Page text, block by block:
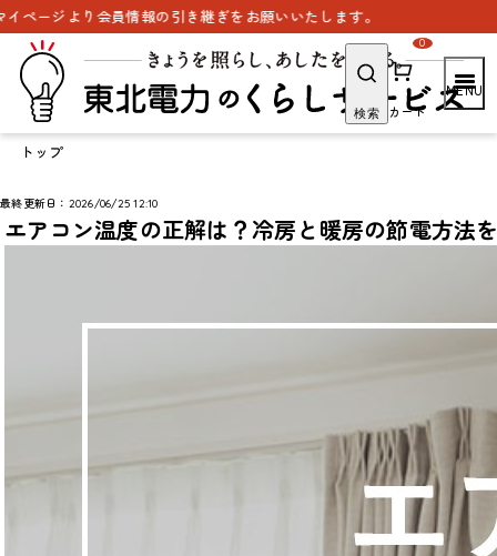
員情報の引き継ぎをお願いいたします。
検索 カート
0
トップ
最終更新日：2026/06/25 12:10
エアコン温度の正解は？冷房と暖房の節電方法